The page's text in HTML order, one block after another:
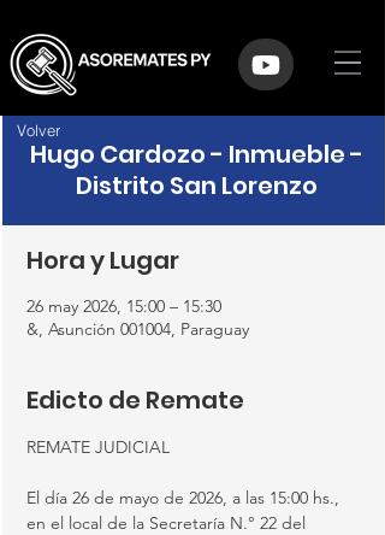
Hugo Cardozo - Inmueble -
Distrito San Lorenzo
Hora y Lugar
26 may 2026, 15:00 – 15:30
&, Asunción 001004, Paraguay
Edicto de Remate
REMATE JUDICIAL
El día 26 de mayo de 2026, a las 15:00 hs.,
en el local de la Secretaría N.° 22 del
Volver